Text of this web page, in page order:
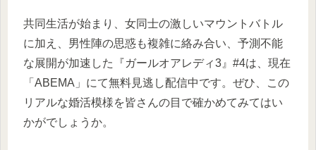
共同生活が始まり、女同士の激しいマウントバトル
に加え、男性陣の思惑も複雑に絡み合い、予測不能
な展開が加速した『ガールオアレディ3』#4は、現在
「ABEMA」にて無料見逃し配信中です。ぜひ、この
リアルな婚活模様を皆さんの目で確かめてみてはい
かがでしょうか。